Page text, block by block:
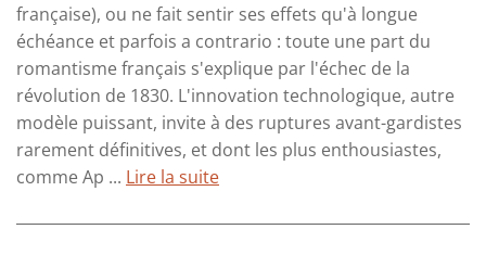
française), ou ne fait sentir ses effets qu'à longue
échéance et parfois a contrario : toute une part du
romantisme français s'explique par l'échec de la
révolution de 1830. L'innovation technologique, autre
modèle puissant, invite à des ruptures avant-gardistes
rarement définitives, et dont les plus enthousiastes,
comme Ap ... Lire la suite